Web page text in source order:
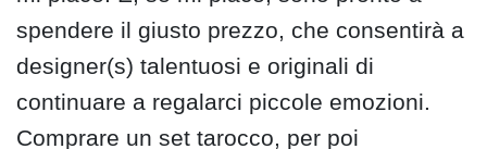
spendere il giusto prezzo, che consentirà a
designer(s) talentuosi e originali di
continuare a regalarci piccole emozioni.
Comprare un set tarocco, per poi